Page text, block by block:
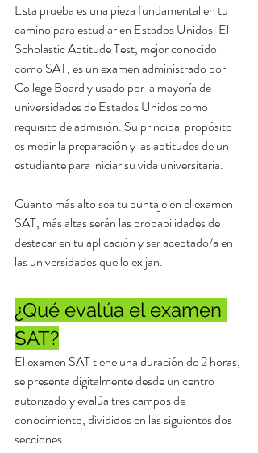
Esta prueba es una pieza fundamental en tu
camino para estudiar en Estados Unidos. El
Scholastic Aptitude Test, mejor conocido
como SAT, es un examen administrado por
College Board y usado por la mayoría de
universidades de Estados Unidos como
requisito de admisión. Su principal propósito
es medir la preparación y las aptitudes de un
estudiante para iniciar su vida universitaria.
Cuanto más alto sea tu puntaje en el examen
SAT, más altas serán las probabilidades de
destacar en tu aplicación y ser aceptado/a en
las universidades que lo exijan.
¿Qué evalúa el examen
SAT?
El examen SAT tiene una duración de 2 horas,
se presenta digitalmente desde un centro
autorizado y evalúa tres campos de
conocimiento, divididos en las siguientes dos
secciones: